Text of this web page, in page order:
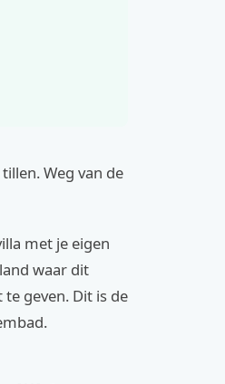
Weg van de
met je eigen
waar dit
geven. Dit is de